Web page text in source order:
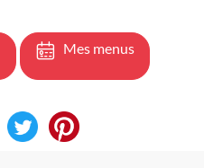
Mes menus